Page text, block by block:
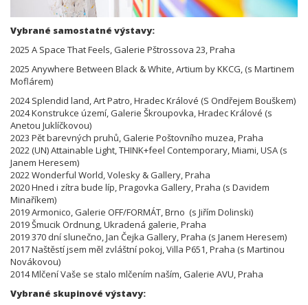
Vybrané samostatné výstavy:
2025 A Space That Feels, Galerie Pštrossova 23, Praha
2025 Anywhere Between Black & White, Artium by KKCG, (s Martinem
Moflárem)
2024 Splendid land, Art Patro, Hradec Králové (S Ondřejem Bouškem)
2024 Konstrukce území, Galerie Škroupovka, Hradec Králové (s
Anetou Juklíčkovou)
2023 Pět barevných pruhů, Galerie Poštovního muzea, Praha
2022 (UN) Attainable Light, THINK+feel Contemporary, Miami, USA (s
Janem Heresem)
2022 Wonderful World, Volesky & Gallery, Praha
2020 Hned i zítra bude líp, Pragovka Gallery, Praha (s Davidem
Minaříkem)
2019 Armonico, Galerie OFF/FORMÁT, Brno (s Jiřím Dolinski)
2019 Šmucik Ordnung, Ukradená galerie, Praha
2019 370 dní slunečno, Jan Čejka Gallery, Praha (s Janem Heresem)
2017 Naštěstí jsem měl zvláštní pokoj, Villa P651, Praha (s Martinou
Novákovou)
2014 Mlčení Vaše se stalo mlčením naším, Galerie AVU, Praha
Vybrané skupinové výstavy: